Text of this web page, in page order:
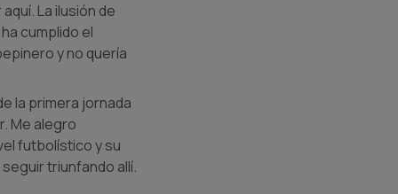
La ilusión de
cumplido el
y no quería
la primera jornada
Me alegro
futbolístico y su
triunfando allí.